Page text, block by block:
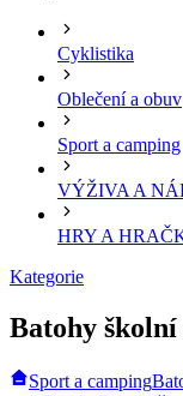
Cyklistika
Oblečení a obuv
Sport a camping
VÝŽIVA A
HRY A
Kategorie
Batohy školní
Sport a camping